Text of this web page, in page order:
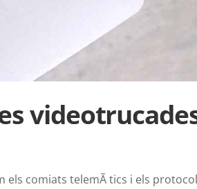
els comiats telemÃ tics i els